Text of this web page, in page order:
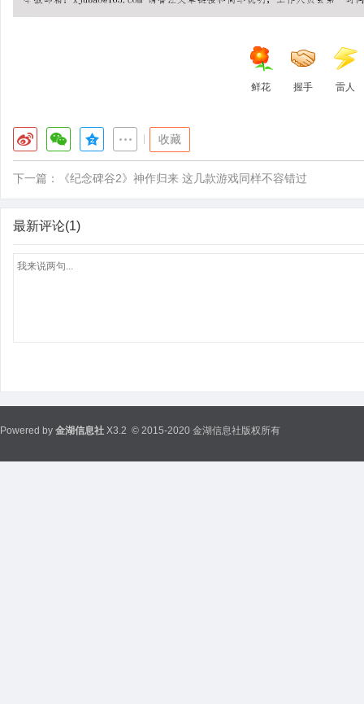
鲜花 握手 雷人
收藏
下一篇： 《纪念碑谷2》神作归来 这几款游戏同样不容错过
最新评论(1)
Powered by 金湖信息社 X3.2 © 2015-2020 金湖信息社版权所有